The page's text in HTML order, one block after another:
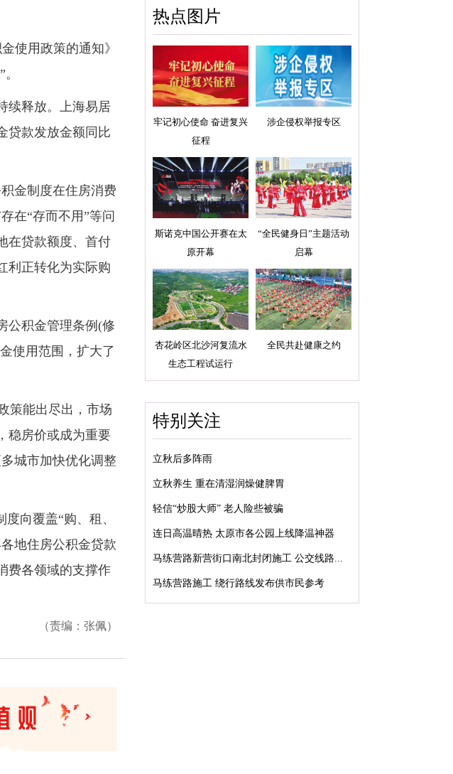
使用政策的通知》
释放。上海易居
贷款发放金额同比
金制度在住房消费
在“存而不用”等问
在贷款额度、首付
利正转化为实际购
积金管理条例(修
使用范围，扩大了
策能出尽出，市场
稳房价或成为重要
城市加快优化调整
向覆盖“购、租、
地住房公积金贷款
费各领域的支撑作
（责编：张佩）
热点图片
牢记初心使命 奋进复兴
征程
涉企侵权举报专区
斯诺克中国公开赛在太
原开幕
“全民健身日”主题活动
启幕
杏花岭区北沙河复流水
生态工程试运行
全民共赴健康之约
特别关注
立秋后多阵雨
立秋养生 重在清湿润燥健脾胃
轻信“炒股大师” 老人险些被骗
连日高温晴热 太原市各公园上线降温神器
马练营路新营街口南北封闭施工 公交线路...
马练营路施工 绕行路线发布供市民参考